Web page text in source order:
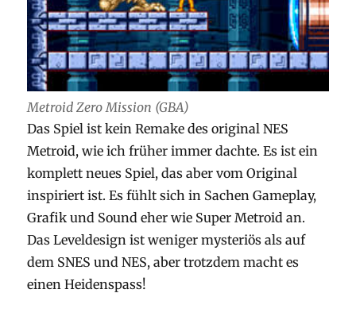
Metroid Zero Mission (GBA)
Das Spiel ist kein Remake des original NES
Metroid, wie ich früher immer dachte. Es ist ein
komplett neues Spiel, das aber vom Original
inspiriert ist. Es fühlt sich in Sachen Gameplay,
Grafik und Sound eher wie Super Metroid an.
Das Leveldesign ist weniger mysteriös als auf
dem SNES und NES, aber trotzdem macht es
einen Heidenspass!